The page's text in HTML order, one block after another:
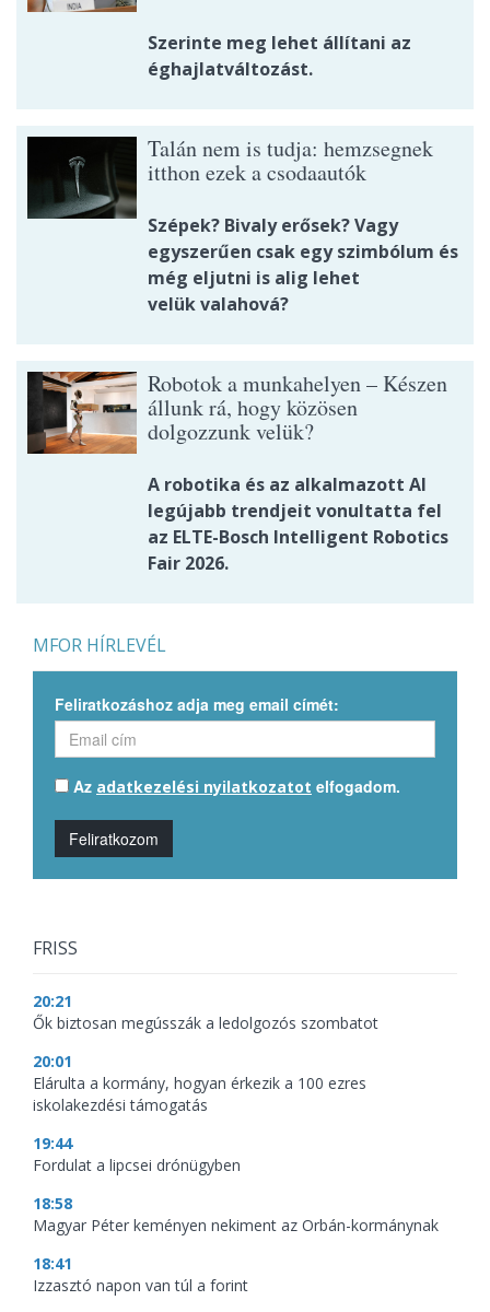
Szerinte meg lehet állítani az
éghajlatváltozást.
Talán nem is tudja: hemzsegnek
itthon ezek a csodaautók
Szépek? Bivaly erősek? Vagy
egyszerűen csak egy szimbólum és
még eljutni is alig lehet
velük valahová?
Robotok a munkahelyen – Készen
állunk rá, hogy közösen
dolgozzunk velük?
A robotika és az alkalmazott AI
legújabb trendjeit vonultatta fel
az ELTE-Bosch Intelligent Robotics
Fair 2026.
MFOR HÍRLEVÉL
Feliratkozáshoz adja meg email címét:
Az adatkezelési nyilatkozatot elfogadom.
Feliratkozom
FRISS
20:21
Ők biztosan megússzák a ledolgozós szombatot
20:01
Elárulta a kormány, hogyan érkezik a 100 ezres
iskolakezdési támogatás
19:44
Fordulat a lipcsei drónügyben
18:58
Magyar Péter keményen nekiment az Orbán-kormánynak
18:41
Izzasztó napon van túl a forint